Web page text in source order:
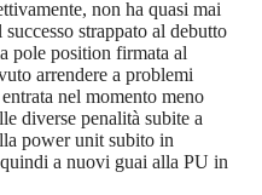
non ha quasi mai
strappato al debutto
pole position firmata al
arrendere a problemi
nel momento meno
diverse penalità subite a
power unit subito in
a nuovi guai alla PU in